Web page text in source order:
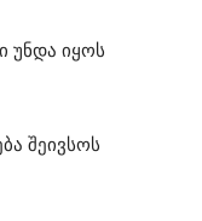
უნდა იყოს
შეივსოს